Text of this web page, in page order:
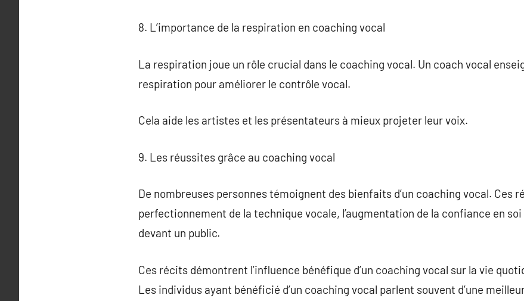
8. L’importance de la respiration en coaching vocal
La respiration joue un rôle crucial dans le coaching vocal. Un coach vocal
respiration pour améliorer le contrôle vocal.
Cela aide les artistes et les présentateurs à mieux projeter leur voix.
9. Les réussites grâce au coaching vocal
De nombreuses personnes témoignent des bienfaits d’un coaching vocal. Ces
perfectionnement de la technique vocale, l’augmentation de la confiance en
devant un public.
Ces récits démontrent l’influence bénéfique d’un coaching vocal sur la vie
Les individus ayant bénéficié d’un coaching vocal parlent souvent d’une